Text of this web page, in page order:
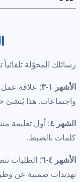
رسائلك المحوّلة
الأشهر ١-٣
: علاقة عمل
واجتماعات. هذا
الشهر ٤
: أول تعليمة
كلمات بالضبط.
الأشهر ٤-٦
: الطلبات
تهديدات ضمنية عن